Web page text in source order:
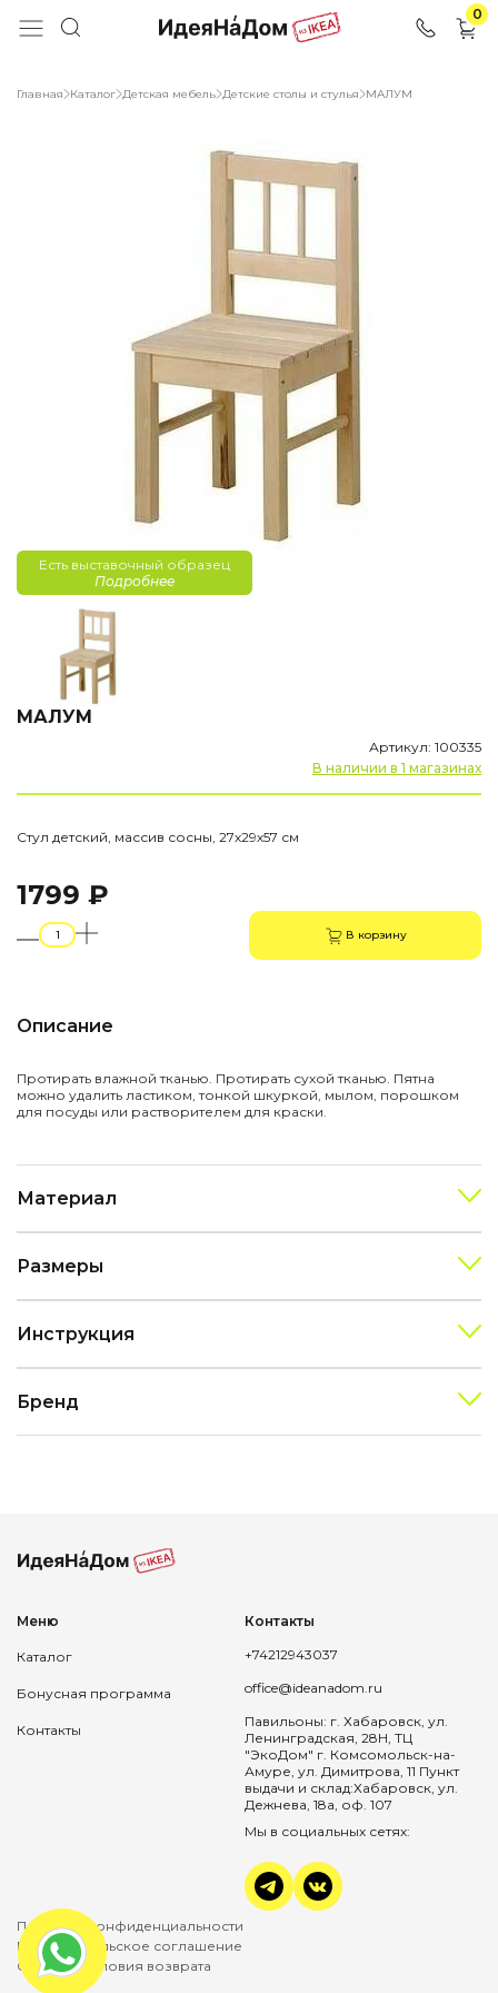
0
Главная Каталог Детская мебель Детские столы и стулья МАЛУМ
Есть выставочный образец
Подробнее
МАЛУМ
Артикул: 100335
В наличии в 1 магазинах
Стул детский, массив сосны, 27х29х57 см
1799 ₽
В корзину
Описание
Протирать влажной тканью. Протирать сухой тканью. Пятна
можно удалить ластиком, тонкой шкуркой, мылом, порошком
для посуды или растворителем для краски.
Материал
Размеры
Инструкция
Бренд
Меню
Каталог
Бонусная программа
Контакты
Контакты
+74212943037
office@ideanadom.ru
Павильоны: г. Хабаровск, ул.
Ленинградская, 28Н, ТЦ
"ЭкоДом" г. Комсомольск-на-
Амуре, ул. Димитрова, 11 Пункт
выдачи и склад:Хабаровск, ул.
Дежнева, 18а, оф. 107
Мы в социальных сетях:
Политика конфиденциальности
Пользовательское соглашение
Оплата и условия возврата